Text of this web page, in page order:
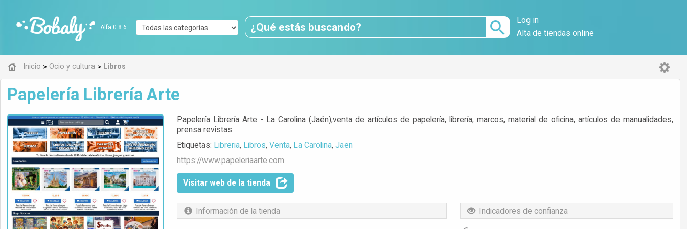
Alfa 0.8.6
Log in
Alta de tiendas online
Inicio > Ocio y cultura > Libros
Papelería Librería Arte
Papelería Librería Arte - La Carolina (Jaén),venta de artículos de papelería, librería, marcos, material de oficina, artículos de manualidades,
prensa revistas.
Etiquetas: Libreria, Libros,Venta, La Carolina,Jaen
https://www.papeleriaarte.com
Visitar web de la tienda
Indicadores de confianza
Información de la tienda